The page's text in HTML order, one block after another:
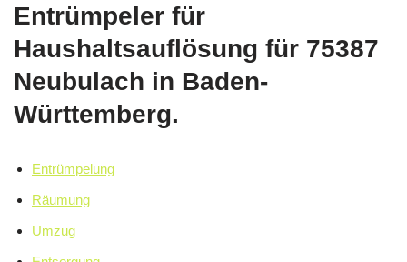
Entrümpeler für
Haushaltsauflösung für 75387
Neubulach in Baden-
Württemberg.
Entrümpelung
Räumung
Umzug